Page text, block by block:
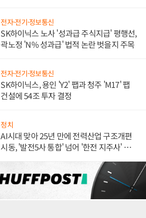
전자·전기·정보통신
SK하이닉스 노사 '성과급 주식지급' 평행선,
곽노정 'N% 성과급' 법적 논란 벗을지 주목
전자·전기·정보통신
SK하이닉스, 용인 'Y2' 팹과 청주 'M17' 팹
건설에 54조 투자 결정
정치
AI시대 맞아 25년 만에 전력산업 구조개편
시동, '발전5사 통합' 넘어 '한전 지주사' 재편